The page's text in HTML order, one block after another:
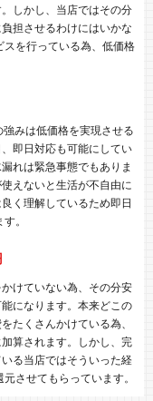
しかし、当店ではその分
担させるわけにはいかな
を行っている為、低価格
みは低価格を実現させる
即日対応も可能にしてい
れは緊急事態でもありま
えないと生活が不自由に
く理解しているため即日
。
けていない為、その分安
になります。本来どこの
たくさんかけている為、
算されます。しかし、完
る当店ではそういった経
させてもらっています。